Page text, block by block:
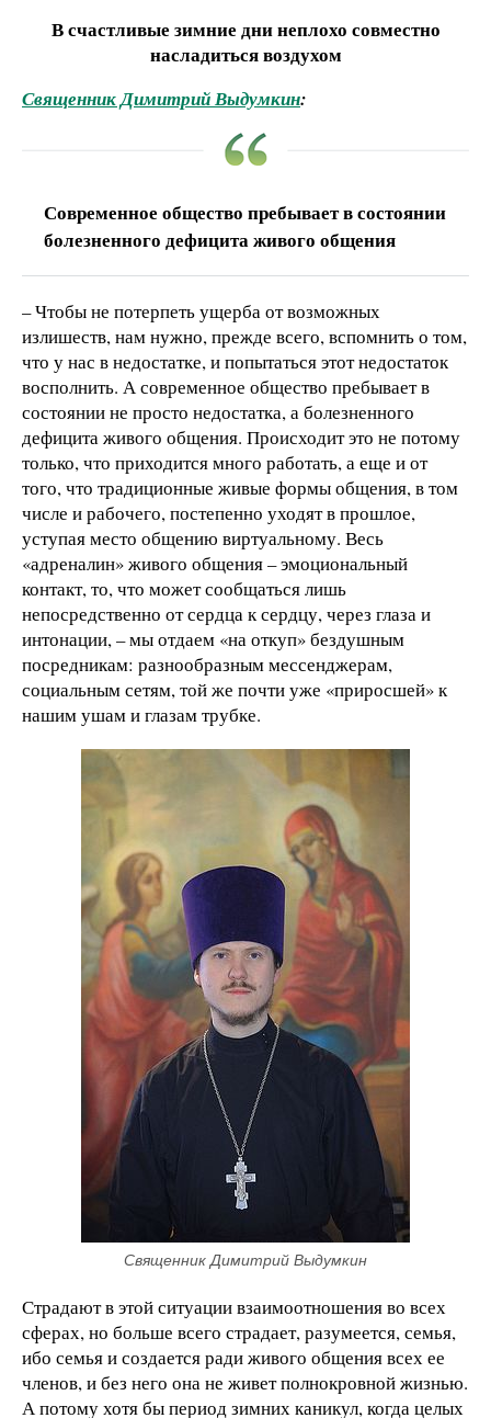
В счастливые зимние дни неплохо совместно
насладиться воздухом
Священник Димитрий Выдумкин:
Современное общество пребывает в состоянии
болезненного дефицита живого общения
– Чтобы не потерпеть ущерба от возможных
излишеств, нам нужно, прежде всего, вспомнить о том,
что у нас в недостатке, и попытаться этот недостаток
восполнить. А современное общество пребывает в
состоянии не просто недостатка, а болезненного
дефицита живого общения. Происходит это не потому
только, что приходится много работать, а еще и от
того, что традиционные живые формы общения, в том
числе и рабочего, постепенно уходят в прошлое,
уступая место общению виртуальному. Весь
«адреналин» живого общения – эмоциональный
контакт, то, что может сообщаться лишь
непосредственно от сердца к сердцу, через глаза и
интонации, – мы отдаем «на откуп» бездушным
посредникам: разнообразным мессенджерам,
социальным сетям, той же почти уже «приросшей» к
нашим ушам и глазам трубке.
Священник Димитрий Выдумкин
Страдают в этой ситуации взаимоотношения во всех
сферах, но больше всего страдает, разумеется, семья,
ибо семья и создается ради живого общения всех ее
членов, и без него она не живет полнокровной жизнью.
А потому хотя бы период зимних каникул, когда целых